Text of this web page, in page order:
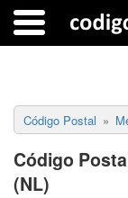
Código Postal
Código
(NL)